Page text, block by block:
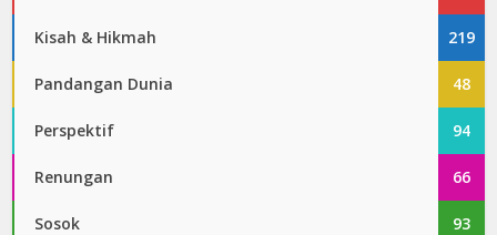
Kisah & Hikmah 219
Pandangan Dunia 48
Perspektif 94
Renungan 66
Sosok 93